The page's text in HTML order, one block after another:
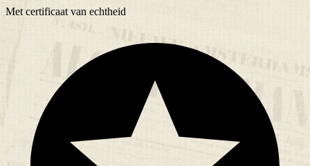
Met certificaat van echtheid